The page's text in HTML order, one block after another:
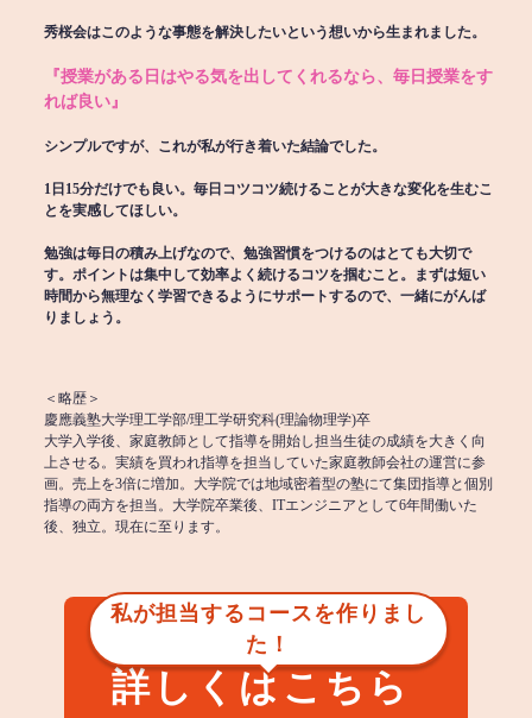
秀桜会はこのような事態を解決したいという想いから生まれました。
『授業がある日はやる気を出してくれるなら、毎日授業をす
れば良い』
シンプルですが、これが私が行き着いた結論でした。
1日15分だけでも良い。毎日コツコツ続けることが大きな変化を生むこ
とを実感してほしい。
勉強は毎日の積み上げなので、勉強習慣をつけるのはとても大切で
す。ポイントは集中して効率よく続けるコツを掴むこと。まずは短い
時間から無理なく学習できるようにサポートするので、一緒にがんば
りましょう。
＜略歴＞
慶應義塾大学理工学部/理工学研究科(理論物理学)卒
大学入学後、家庭教師として指導を開始し担当生徒の成績を大きく向
上させる。実績を買われ指導を担当していた家庭教師会社の運営に参
画。売上を3倍に増加。大学院では地域密着型の塾にて集団指導と個別
指導の両方を担当。大学院卒業後、ITエンジニアとして6年間働いた
後、独立。現在に至ります。
私が担当するコースを作りまし
た！
詳しくはこちら